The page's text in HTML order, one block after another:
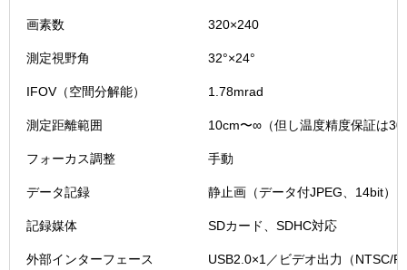
画素数 320×240
測定視野角 32°×24°
IFOV（空間分解能） 1.78mrad
測定距離範囲 10cm〜∞（但し温度精度保証は
フォーカス調整 手動
データ記録 静止画（データ付JPEG、14bit）
記録媒体 SDカード、SDHC対応
外部インターフェース
USB2.0×1／ビデオ出力（NTSC/